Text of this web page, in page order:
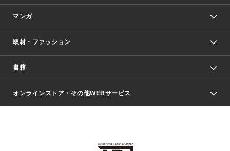
マンガ
少年マンガ
Vジャンプ
週刊ヤングジャンプ
少女マンガ
取材・ファッション
Seventeen
芸能・情報・スポーツ
書籍
文芸・文庫・総合
オンラインストア・その他WEBサービス